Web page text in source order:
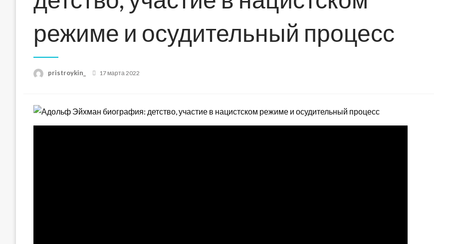
режиме и осудительный процесс
pristroykin_
Posted
17 марта 2022